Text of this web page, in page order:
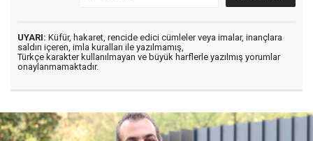
UYARI: Küfür, hakaret, rencide edici cümleler veya imalar, inançlara
saldırı içeren, imla kuralları ile yazılmamış,
Türkçe karakter kullanılmayan ve büyük harflerle yazılmış yorumlar
onaylanmamaktadır.